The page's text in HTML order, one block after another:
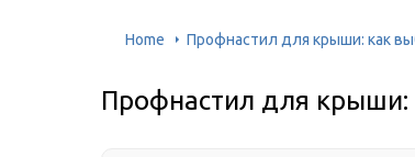
Home Профнастил для крыши: как
Профнастил для крыши: